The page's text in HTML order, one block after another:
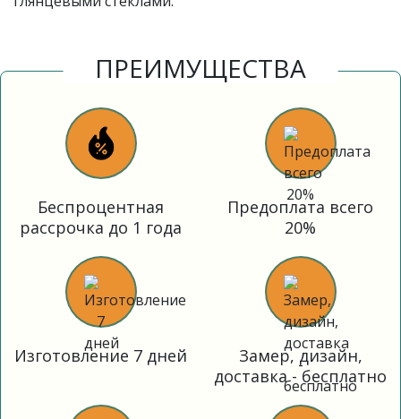
ПРЕИМУЩЕСТВА
Беспроцентная
рассрочка до 1 года
Предоплата всего
20%
Изготовление 7 дней
Замер, дизайн,
доставка - бесплатно